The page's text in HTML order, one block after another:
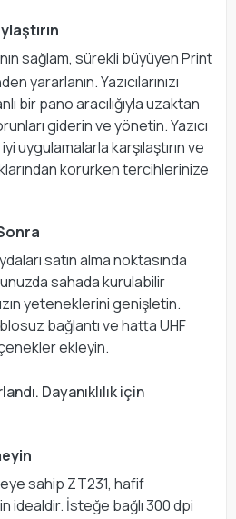
sağlam, sürekli büyüyen Print
yararlanın. Yazıcılarınızı
bir pano aracılığıyla uzaktan
giderin ve yönetin. Yazıcı
uygulamalarla karşılaştırın ve
korurken tercihlerinize
satın alma noktasında
sahada kurulabilir
yeteneklerini genişletin.
bağlantı ve hatta UHF
ekleyin.
Dayanıklılık için
sahip ZT231, hafif
idealdir. İsteğe bağlı 300 dpi